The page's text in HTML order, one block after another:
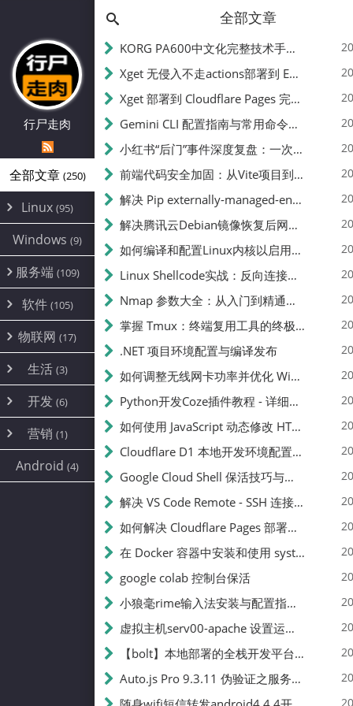
行尸走肉
全部文章 (250)
Linux (95)
Alpine
CentOS(17)
Debian(24)
ProxmoxVE
Ubuntu(7)
Windows (9)
服务端 (109)
环境配置
DD重装(3)
加速优化(34)
面板(12)
容器
游戏 (7)
饥荒(7)
云服务商(4)
WEB源码(6)
建站(5)
软件 (105)
安全(12)
办公(4)
图片 (2)
文件
系统 (35)
AI(10)
物联网 (17)
路由器
随身wifi(1)
mobile(14)
刷机
magisk
生活 (3)
线报
sim卡(1)
开发 (6)
编译
JavaScript(2)
python(2)
营销 (1)
公关(1)
SEO(1)
Android (4)
全部文章
KORG PA600中文化完整技术手册 - 从逆向到实现的全流程指南
Xget 无侵入不走actions部署到 EdgeOne Pages 指南
Xget 部署到 Cloudflare Pages 完整指南 - 无需修改源码的构建配置
Gemini CLI 配置指南与常用命令中文翻译 | API Key、MCP、代理设置
小红书“后门”事件深度复盘：一次沉默危机下的品牌、技术与流程三重考验
前端代码安全加固：从Vite项目到纯静态页面的深度混淆技术备忘
解决 Pip externally-managed-environment 错误：临时与永久绕过方案
解决腾讯云Debian镜像恢复后网络不通问题
如何编译和配置Linux内核以启用BBR2 | 内核编译教程
Linux Shellcode实战：反向连接、持久化、免杀技术详解（MSF,Cobalt Strike）- 从原理到C加载器实现
Nmap 参数大全：从入门到精通，掌握网络扫描的核心技巧
掌握 Tmux：终端复用工具的终极指南
.NET 项目环境配置与编译发布
如何调整无线网卡功率并优化 Wifite 的功率设置
Python开发Coze插件教程 - 详细步骤与注意事项
如何使用 JavaScript 动态修改 HTML 中的权限文本 | 前端开发教程
Cloudflare D1 本地开发环境配置指南 | CF Pages Local Development Guide
Google Cloud Shell 保活技巧与配额时间查看方法
解决 VS Code Remote - SSH 连接失败问题：从权限问题到成功启动
如何解决 Cloudflare Pages 部署中的 API Token 权限问题
在 Docker 容器中安装和使用 systemctl 的完整指南
google colab 控制台保活
小狼毫rime输入法安装与配置指南：从基础到高级自定义
虚拟主机serv00-apache 设置运行目录
【bolt】本地部署的全栈开发平台，支持本地及众多API，本地一键生成应用，部署教程
Auto.js Pro 9.3.11 伪验证之服务器接口 Nginx 版
📝
250
篇文章
✍️
231k
总字数
👥